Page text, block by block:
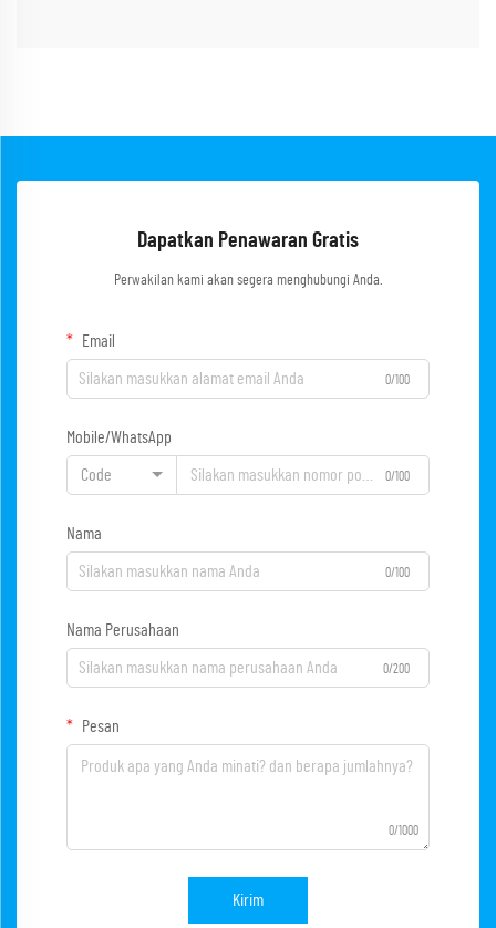
Dapatkan Penawaran Gratis
Perwakilan kami akan segera menghubungi Anda.
Email
0/100
Mobile/WhatsApp
Code 0/100
Nama
0/100
Nama Perusahaan
0/200
Pesan
0/1000
Kirim